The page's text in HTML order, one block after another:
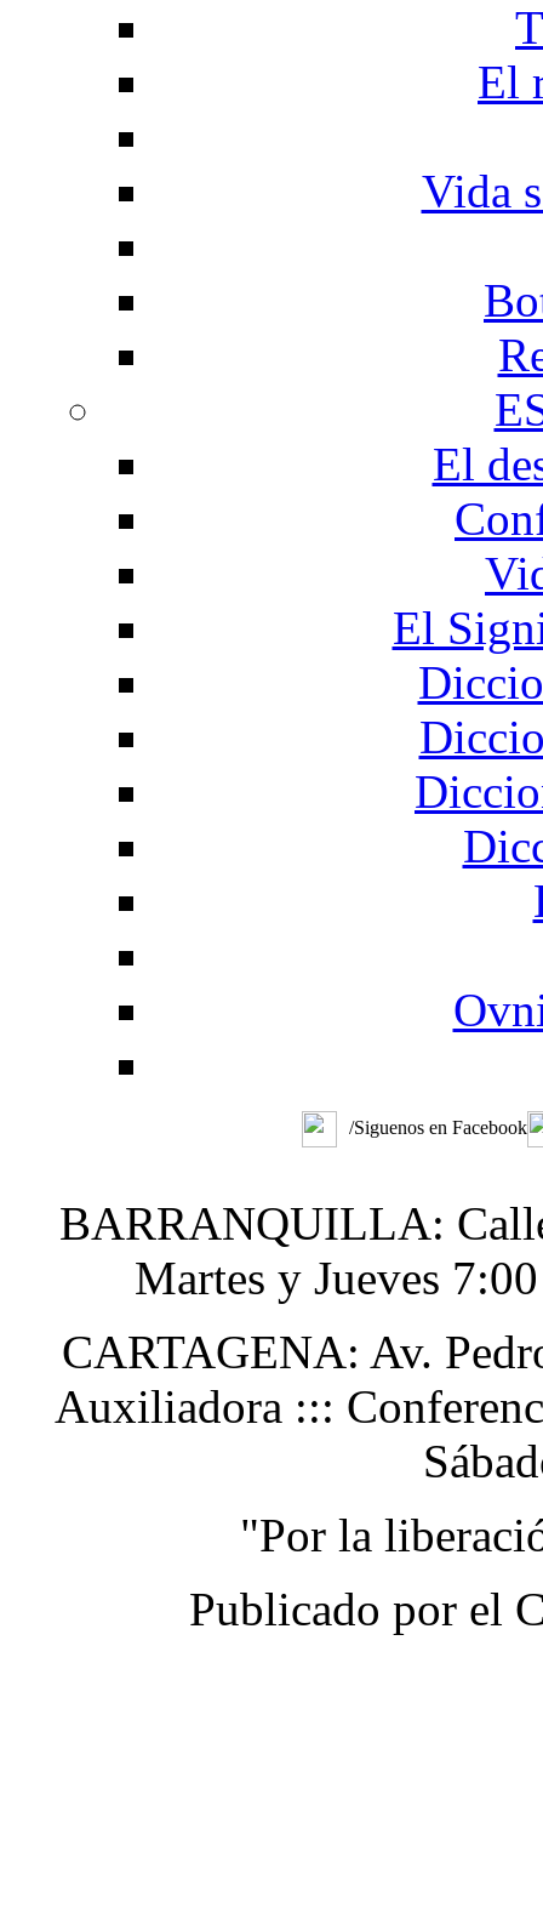
El
Vida
El
El
/Siguenos en Facebook
BARRANQUILLA:
Martes y Jueves
CARTAGENA: Av.
Auxiliadora :::
"Por la
Publicado por el